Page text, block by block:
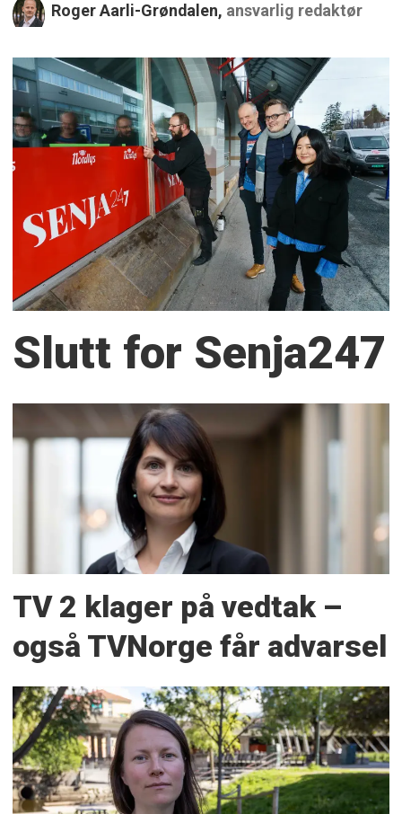
Roger Aarli-Grøndalen, ansvarlig redaktør
Slutt for Senja247
TV 2 klager på vedtak –
også TVNorge får advarsel